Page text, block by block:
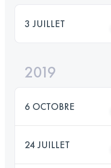
3 JUILLET
2019
6 OCTOBRE
24 JUILLET